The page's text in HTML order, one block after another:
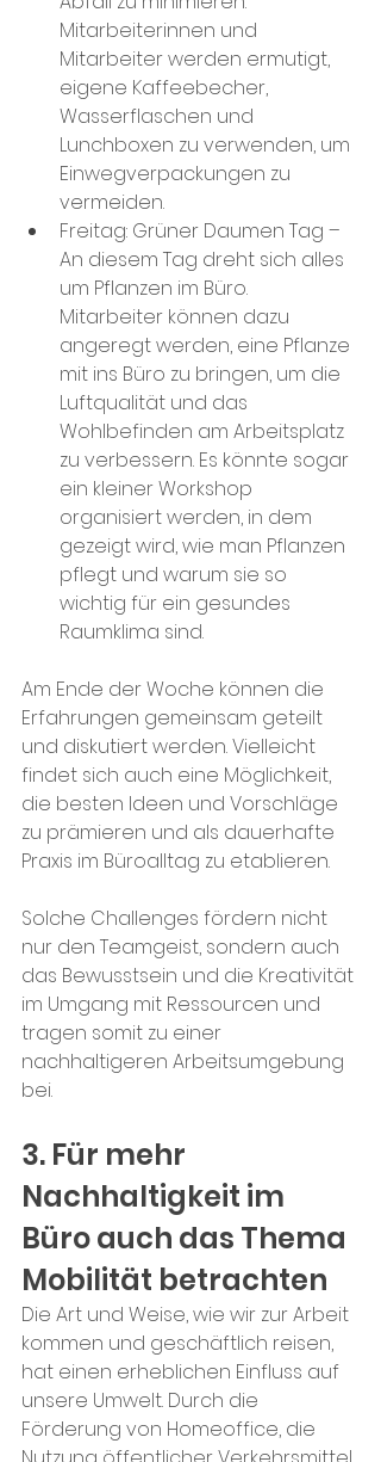
Mitarbeiterinnen und
Mitarbeiter werden ermutigt,
eigene Kaffeebecher,
Wasserflaschen und
Lunchboxen zu verwenden, um
Einwegverpackungen zu
vermeiden.
Freitag: Grüner Daumen Tag –
An diesem Tag dreht sich alles
um Pflanzen im Büro.
Mitarbeiter können dazu
angeregt werden, eine Pflanze
mit ins Büro zu bringen, um die
Luftqualität und das
Wohlbefinden am Arbeitsplatz
zu verbessern. Es könnte sogar
ein kleiner Workshop
organisiert werden, in dem
gezeigt wird, wie man Pflanzen
pflegt und warum sie so
wichtig für ein gesundes
Raumklima sind.
Am Ende der Woche können die
Erfahrungen gemeinsam geteilt
und diskutiert werden. Vielleicht
findet sich auch eine Möglichkeit,
die besten Ideen und Vorschläge
zu prämieren und als dauerhafte
Praxis im Büroalltag zu etablieren.
Solche Challenges fördern nicht
nur den Teamgeist, sondern auch
das Bewusstsein und die Kreativität
im Umgang mit Ressourcen und
tragen somit zu einer
nachhaltigeren Arbeitsumgebung
bei.
3. Für mehr
Nachhaltigkeit im
Büro auch das Thema
Mobilität betrachten
Die Art und Weise, wie wir zur Arbeit
kommen und geschäftlich reisen,
hat einen erheblichen Einfluss auf
unsere Umwelt. Durch die
Förderung von Homeoffice, die